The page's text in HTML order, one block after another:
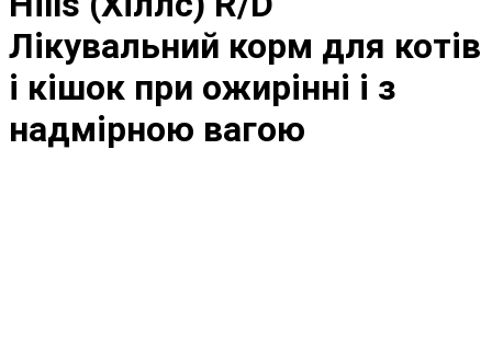
Лікувальний корм для котів
і кішок при ожирінні і з
надмірною вагою